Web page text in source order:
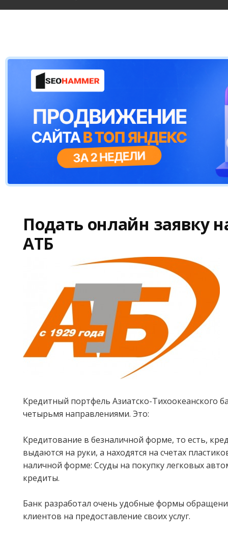
Подать онлайн заявку
АТБ
Кредитный портфель Азиатско-Тихоокеанского
четырьмя направлениями. Это:
Кредитование в безналичной форме, то есть,
выдаются на руки, а находятся на счетах
наличной форме: Ссуды на покупку легковых
кредиты.
Банк разработал очень удобные формы
клиентов на предоставление своих услуг.